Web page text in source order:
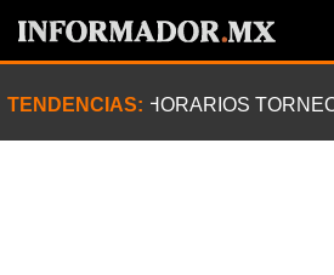
TENDENCIAS: HORARIOS